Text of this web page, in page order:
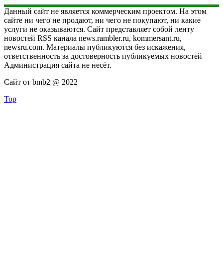
Данный сайт не является коммерческим проектом. На этом
сайте ни чего не продают, ни чего не покупают, ни какие
услуги не оказываются. Сайт представляет собой ленту
новостей RSS канала news.rambler.ru, kommersant.ru,
newsru.com. Материалы публикуются без искажения,
ответственность за достоверность публикуемых новостей
Администрация сайта не несёт.
Сайт от bmb2 @ 2022
Top